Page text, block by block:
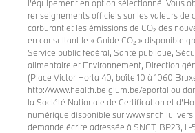
l’équipement en option sélectionné. Vous
renseignements officiels sur les valeurs de
carburant et les émissions de CO₂ des
en consultant le « Guide CO₂ » disponible
Service public fédéral, Santé publique,
alimentaire et Environnement, Direction
(Place Victor Horta 40, boîte 10 à 1060
http://www.health.belgium.be/eportal ou
la Société Nationale de Certification et
numérique disponible sur www.snch.lu,
demande écrite adressée à SNCT, BP23, L-